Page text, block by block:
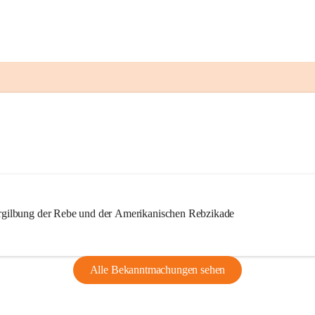
der Rebe und der Amerikanischen Rebzikade
Alle Bekanntmachungen sehen